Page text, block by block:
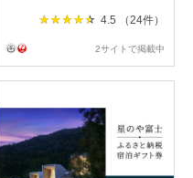
4.5 （24件）
2サイトで掲載中